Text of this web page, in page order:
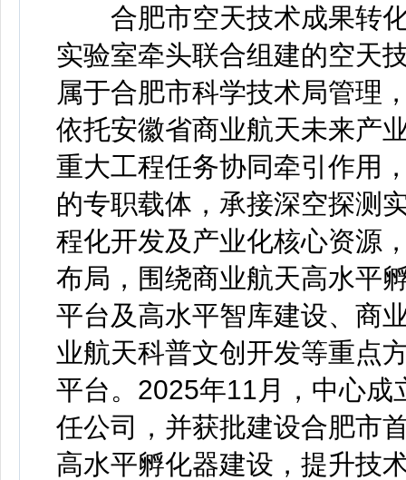
合肥市空天技术成果转化
实验室牵头联合组建的空天
属于合肥市科学技术局管理
依托安徽省商业航天未来产
重大工程任务协同牵引作用
的专职载体，承接深空探测
程化开发及产业化核心资源
布局，围绕商业航天高水平
平台及高水平智库建设、商
业航天科普文创开发等重点
平台。2025年11月，中心成
任公司，并获批建设合肥市
高水平孵化器建设，提升技